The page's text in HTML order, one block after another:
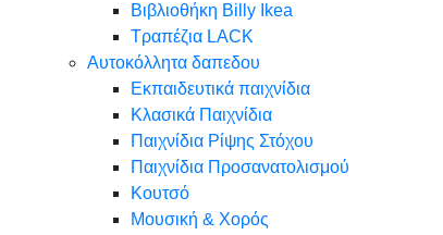
Βιβλιοθήκη Billy Ikea
Τραπέζια LACK
Αυτοκόλλητα δαπεδου
Εκπαιδευτικά παιχνίδια
Κλασικά Παιχνίδια
Παιχνίδια Ρίψης Στόχου
Παιχνίδια Προσανατολισμού
Κουτσό
Μουσική & Χορός